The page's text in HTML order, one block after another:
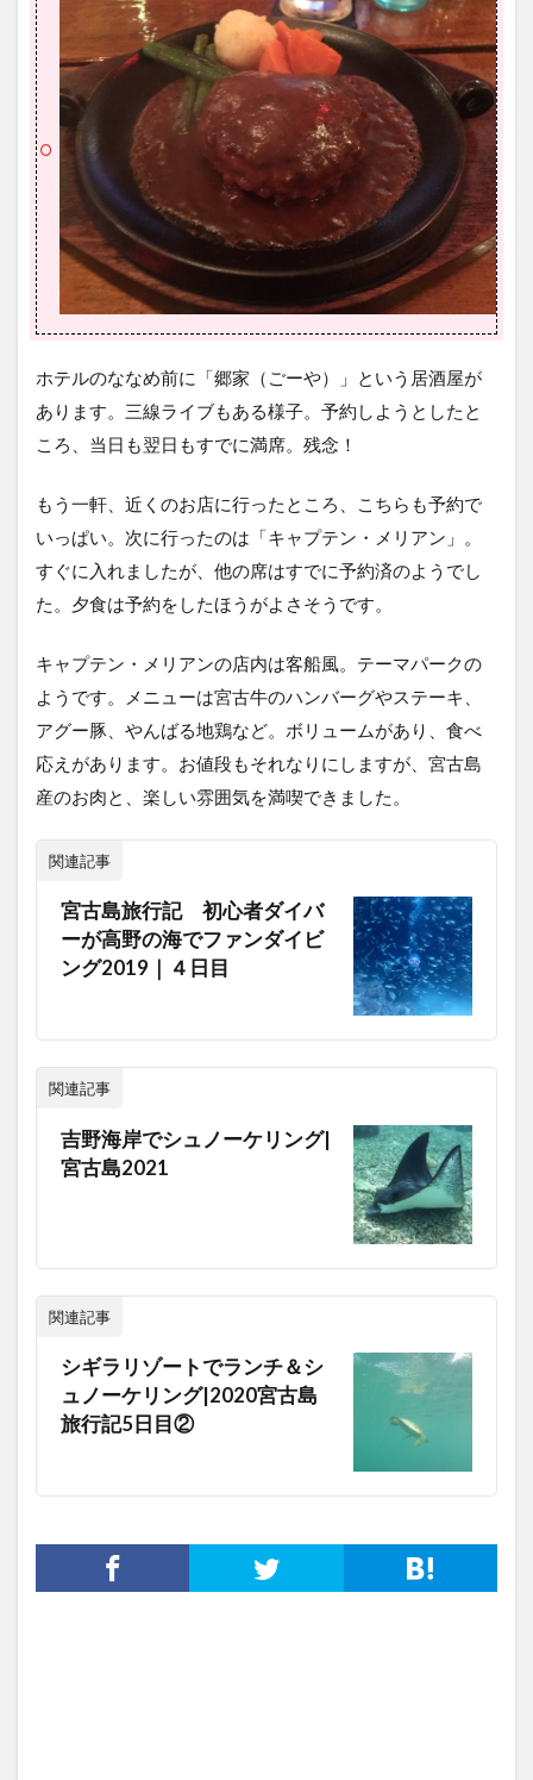
ホテルのななめ前に「郷家（ごーや）」という居酒屋が
あります。三線ライブもある様子。予約しようとしたと
ころ、当日も翌日もすでに満席。残念！
もう一軒、近くのお店に行ったところ、こちらも予約で
いっぱい。次に行ったのは「キャプテン・メリアン」。
すぐに入れましたが、他の席はすでに予約済のようでし
た。夕食は予約をしたほうがよさそうです。
キャプテン・メリアンの店内は客船風。テーマパークの
ようです。メニューは宮古牛のハンバーグやステーキ、
アグー豚、やんばる地鶏など。ボリュームがあり、食べ
応えがあります。お値段もそれなりにしますが、宮古島
産のお肉と、楽しい雰囲気を満喫できました。
関連記事
宮古島旅行記 初心者ダイバ
ーが高野の海でファンダイビ
ング2019｜４日目
関連記事
吉野海岸でシュノーケリング|
宮古島2021
関連記事
シギラリゾートでランチ＆シ
ュノーケリング|2020宮古島
旅行記5日目②